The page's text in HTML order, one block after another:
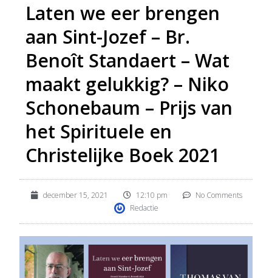
Laten we eer brengen
aan Sint-Jozef – Br.
Benoît Standaert – Wat
maakt gelukkig? – Niko
Schonebaum – Prijs van
het Spirituele en
Christelijke Boek 2021
december 15, 2021 12:10 pm
No Comments
Redactie